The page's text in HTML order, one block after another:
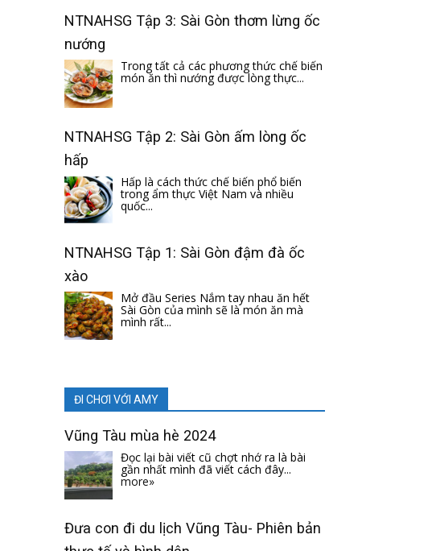
NTNAHSG Tập 3: Sài Gòn thơm lừng ốc
nướng
Trong tất cả các phương thức chế biến
món ăn thì nướng được lòng thực...
NTNAHSG Tập 2: Sài Gòn ấm lòng ốc
hấp
Hấp là cách thức chế biến phổ biến
trong ẩm thực Việt Nam và nhiều
quốc...
NTNAHSG Tập 1: Sài Gòn đậm đà ốc
xào
Mở đầu Series Nắm tay nhau ăn hết
Sài Gòn của mình sẽ là món ăn mà
mình rất...
ĐI CHƠI VỚI AMY
Vũng Tàu mùa hè 2024
Đọc lại bài viết cũ chợt nhớ ra là bài
gần nhất mình đã viết cách đây...
more»
Đưa con đi du lịch Vũng Tàu- Phiên bản